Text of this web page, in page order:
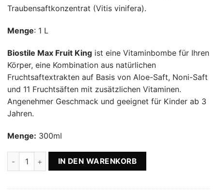
Traubensaftkonzentrat (Vitis vinifera).
Menge: 1 L
Biostile Max Fruit King ist eine Vitaminbombe für Ihren
Körper, eine Kombination aus natürlichen
Fruchtsaftextrakten auf Basis von Aloe-Saft, Noni-Saft
und 11 Fruchtsäften mit zusätzlichen Vitaminen.
Angenehmer Geschmack und geeignet für Kinder ab 3
Jahren.
Menge: 300ml
Paket Antistres - Relax, Noni und Max Fruit King Menge
IN DEN WARENKORB